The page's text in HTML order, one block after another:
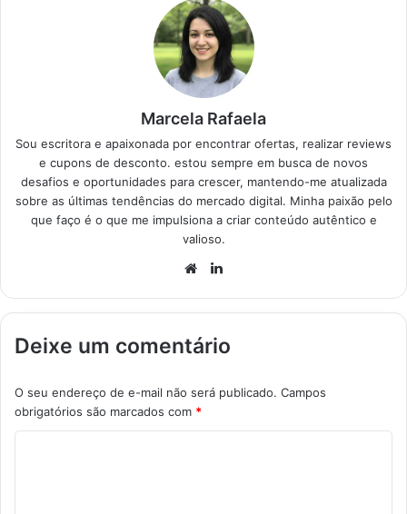
Marcela Rafaela
Sou escritora e apaixonada por encontrar ofertas, realizar reviews
e cupons de desconto. estou sempre em busca de novos
desafios e oportunidades para crescer, mantendo-me atualizada
sobre as últimas tendências do mercado digital. Minha paixão pelo
que faço é o que me impulsiona a criar conteúdo autêntico e
valioso.
Website
Deixe um comentário
O seu endereço de e-mail não será publicado. Campos
obrigatórios são marcados com *